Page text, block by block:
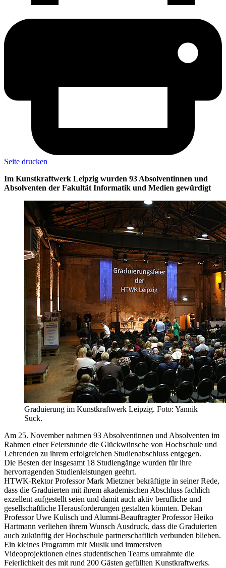
Seite drucken
Im Kunstkraftwerk Leipzig wurden 93 Absolventinnen und
Absolventen der Fakultät Informatik und Medien gewürdigt
Graduierung im Kunstkraftwerk Leipzig. Foto: Yannik
Suck.
Am 25. November nahmen 93 Absolventinnen und Absolventen im
Rahmen einer Feierstunde die Glückwünsche von Hochschule und
Lehrenden zu ihrem erfolgreichen Studienabschluss entgegen.
Die Besten der insgesamt 18 Studiengänge wurden für ihre
hervorragenden Studienleistungen geehrt.
HTWK-Rektor Professor Mark Mietzner bekräftigte in seiner Rede,
dass die Graduierten mit ihrem akademischen Abschluss fachlich
exzellent aufgestellt seien und damit auch aktiv berufliche und
gesellschaftliche Herausforderungen gestalten könnten. Dekan
Professor Uwe Kulisch und Alumni-Beauftragter Professor Heiko
Hartmann verliehen ihrem Wunsch Ausdruck, dass die Graduierten
auch zukünftig der Hochschule partnerschaftlich verbunden blieben.
Ein kleines Programm mit Musik und immersiven
Videoprojektionen eines studentischen Teams umrahmte die
Feierlichkeit des mit rund 200 Gästen gefüllten Kunstkraftwerks.